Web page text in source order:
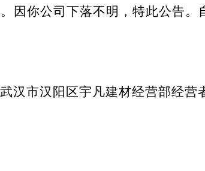
因你公司下落不明，特此公告。
汉市汉阳区宇凡建材经营部经营